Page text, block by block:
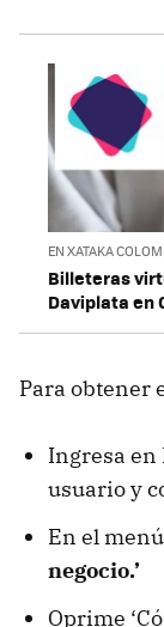
EN XATAKA
Billeteras
Daviplata en
Para obtener
Ingresa en
usuario y
En el
negocio.’
Oprime